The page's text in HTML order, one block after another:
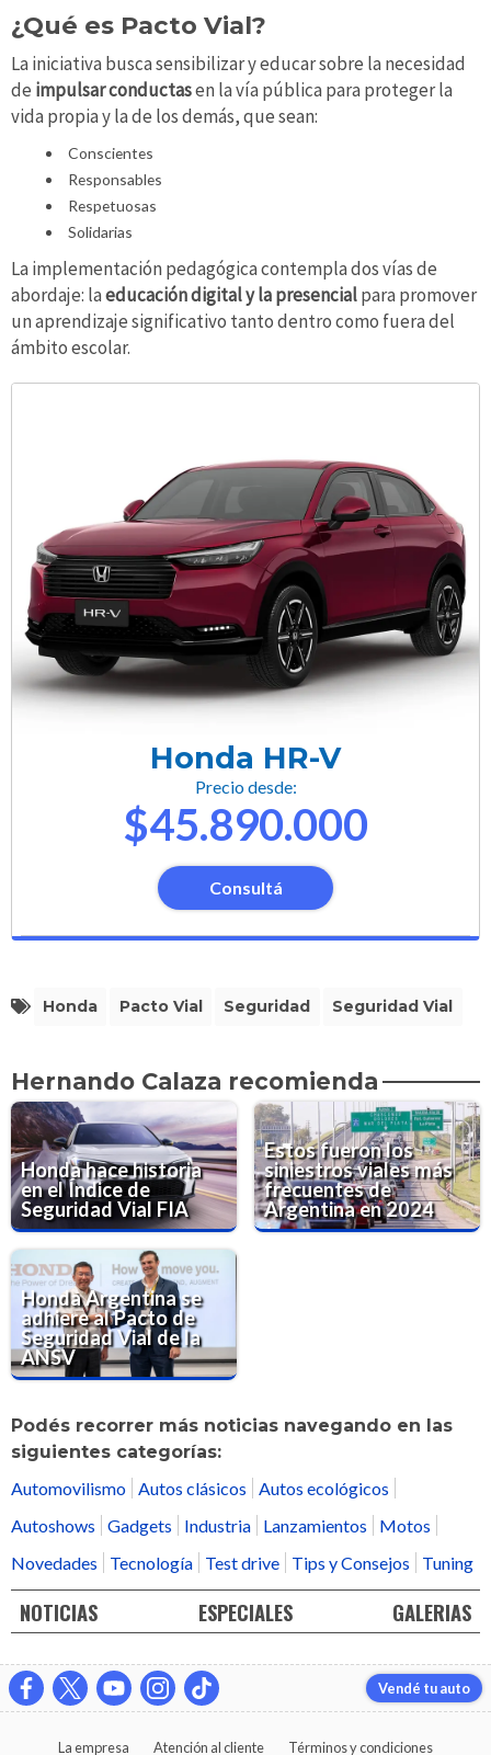
¿Qué es Pacto Vial?
La iniciativa busca sensibilizar y educar sobre la necesidad
de impulsar conductasen la vía pública para proteger la
vida propia y la de los demás, que sean:
Conscientes
Responsables
Respetuosas
Solidarias
La implementación pedagógica contempla dos vías de
abordaje: laeducación digital y la presencialpara promover
un aprendizaje significativo tanto dentro como fuera del
ámbito escolar.
Honda HR-V
Precio desde:
$45.890.000
Consultá
Honda Pacto Vial Seguridad Seguridad Vial
Hernando Calaza recomienda
Honda hace historia
en el Índice de
Seguridad Vial FIA
Estos fueron los
siniestros viales más
frecuentes de
Argentina en 2024
Honda Argentina se
adhiere al Pacto de
Seguridad Vial de la
ANSV
Podés recorrer más noticias navegando en las
siguientes categorías:
Automovilismo Autos clásicos
Autos ecológicos
Autoshows
Gadgets Industria Lanzamientos
Motos
Novedades
Tecnología Test drive Tips y Consejos Tuning
NOTICIAS ESPECIALES GALERIAS
Vendé tu auto
La empresa Atención al cliente Términos y condiciones